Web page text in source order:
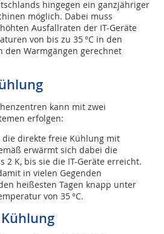
hingegen ein ganzjähriger
möglich. Dabei muss
Ausfallraten der IT-Geräte
von bis zu 35 °C in den
den Warmgängen gerechnet
kann mit zwei
erfolgen:
direkte freie Kühlung mit
erwärmt sich dabei die
2 K, bis sie die IT-Geräte erreicht.
in vielen Gegenden
heißesten Tagen knapp unter
von 35 °C.